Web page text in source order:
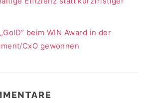
beim WIN Award in der
CxO gewonnen